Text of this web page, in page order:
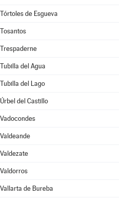
Tórtoles de Esgueva
Tosantos
Trespaderne
Tubilla del Agua
Tubilla del Lago
Úrbel del Castillo
Vadocondes
Valdeande
Valdezate
Valdorros
Vallarta de Bureba